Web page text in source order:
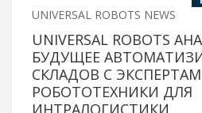
UNIVERSAL ROBOTS NEWS
UNIVERSAL ROBOTS
БУДУЩЕЕ
СКЛАДОВ С
РОБОТОТЕХНИКИ ДЛЯ
ИНТРАЛОГИСТИКИ